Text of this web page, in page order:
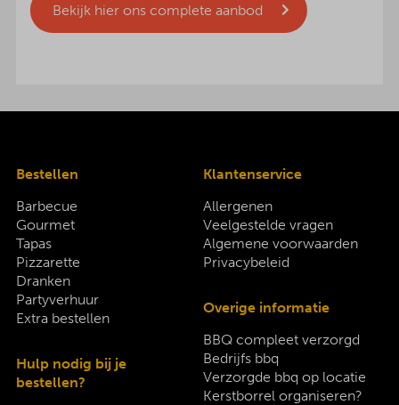
Bekijk hier ons complete aanbod
Bestellen
Barbecue
Gourmet
Tapas
Pizzarette
Dranken
Partyverhuur
Extra bestellen
Hulp nodig bij je
bestellen?
Klantenservice
Allergenen
Veelgestelde vragen
Algemene voorwaarden
Privacybeleid
Overige informatie
BBQ compleet verzorgd
Bedrijfs bbq
Verzorgde bbq op locatie
Kerstborrel organiseren?